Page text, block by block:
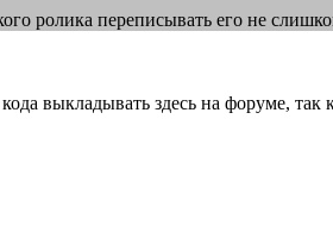
ролика переписывать его не
выкладывать здесь на форуме, так